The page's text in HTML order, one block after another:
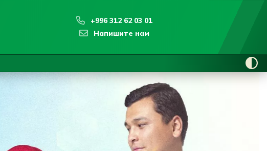
+996 312 62 03 01
Напишите нам